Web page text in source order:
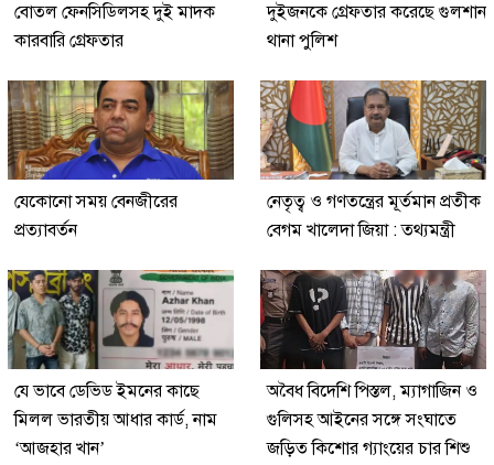
বোতল ফেনসিডিলসহ দুই মাদক
কারবারি গ্রেফতার
দুইজনকে গ্রেফতার করেছে গুলশান
থানা পুলিশ
যেকোনো সময় বেনজীরের
প্রত্যাবর্তন
নেতৃত্ব ও গণতন্ত্রের মূর্তমান প্রতীক
বেগম খালেদা জিয়া : তথ্যমন্ত্রী
যে ভাবে ডেভিড ইমনের কাছে
মিলল ভারতীয় আধার কার্ড, নাম
‘আজহার খান’
অবৈধ বিদেশি পিস্তল, ম্যাগাজিন ও
গুলিসহ আইনের সঙ্গে সংঘাতে
জড়িত কিশোর গ্যাংয়ের চার শিশু